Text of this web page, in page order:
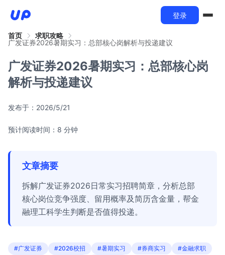
登录
首页
求职攻略
广发证券2026暑期实习：总部核心岗解析与投递建议
广发证券2026暑期实习：总部核心岗
解析与投递建议
发布于： 2026/5/21
预计阅读时间：8 分钟
文章摘要
拆解广发证券2026日常实习招聘简章，分析总部
核心岗位竞争强度、留用概率及简历含金量，帮金
融理工科学生判断是否值得投递。
#广发证券 #2026校招 #暑期实习 #券商实习
#金融求职